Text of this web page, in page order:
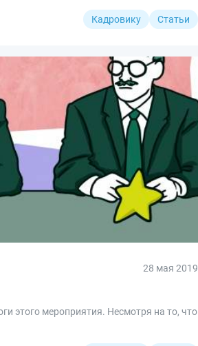
Кадровику Статьи
28 мая 2019
этого мероприятия. Несмотря на то, что